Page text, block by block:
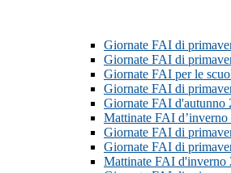
Giornate FAI di
Giornate FAI di
Giornate FAI per le
Giornate FAI di
Giornate FAI d'autunno
Mattinate FAI d’inverno
Giornate FAI di
Giornate FAI di
Mattinate FAI d'inverno